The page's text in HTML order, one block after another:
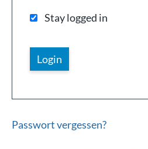
Stay logged in
Passwort vergessen?